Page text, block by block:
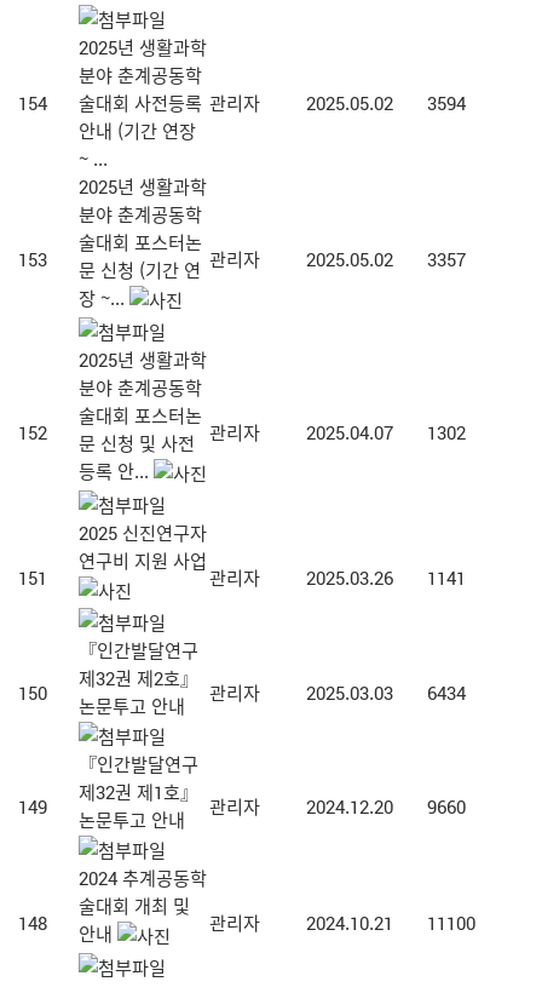
154
2025년 생활과학
분야 춘계공동학
술대회 사전등록
안내 (기간 연장
~ ...
관리자 2025.05.02 3594
153
2025년 생활과학
분야 춘계공동학
술대회 포스터논
문 신청 (기간 연
장 ~...
관리자 2025.05.02 3357
152
2025년 생활과학
분야 춘계공동학
술대회 포스터논
문 신청 및 사전
등록 안...
관리자 2025.04.07 1302
151
2025 신진연구자
연구비 지원 사업
관리자 2025.03.26 1141
150
『인간발달연구
제32권 제2호』
논문투고 안내
관리자 2025.03.03 6434
149
『인간발달연구
제32권 제1호』
논문투고 안내
관리자 2024.12.20 9660
148
2024 추계공동학
술대회 개최 및
안내
관리자 2024.10.21 11100